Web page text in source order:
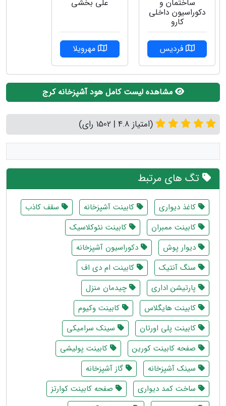
ساختمان و
دکوراسیون داخلی
کارو
فردیس
علی بخشی
مهرویلا
مشاهده لیست کامل هود آشپزخانه کرج
(امتیاز 4.8 | 1502 رای)
تگ های مرتبط
کاغذ دیواری کابینت آشپزخانه
سقف کاذب
کابینت ممبران
کابینت نئوکلاسیک
دیوار پوش
دکوراسیون آشپزخانه
سنگ آنتیک
کابینت ام دی اف
پارتیشن اداری
چیدمان منزل
کابینت هایگلاس
کابینت وکیوم
کابینت پلی اورتان
سینک سرامیکی
صفحه کابینت کورین
کابینت پولیشی
سینک آشپزخانه
گاز آشپزخانه
ساخت کمد دیواری
صفحه کابینت کوارتز